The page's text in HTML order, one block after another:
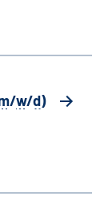
/w/d)